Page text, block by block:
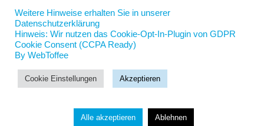
19055 Schwerin
jan.scherping@nord-coach.de
Weitere Hinweise erhalten Sie in unserer
Datenschutzerklärung
Hinweis: Wir nutzen das Cookie-Opt-In-Plugin von GDPR
Cookie Consent (CCPA Ready)
By WebToffee
Cookie Einstellungen Akzeptieren
Alle akzeptieren Ablehnen